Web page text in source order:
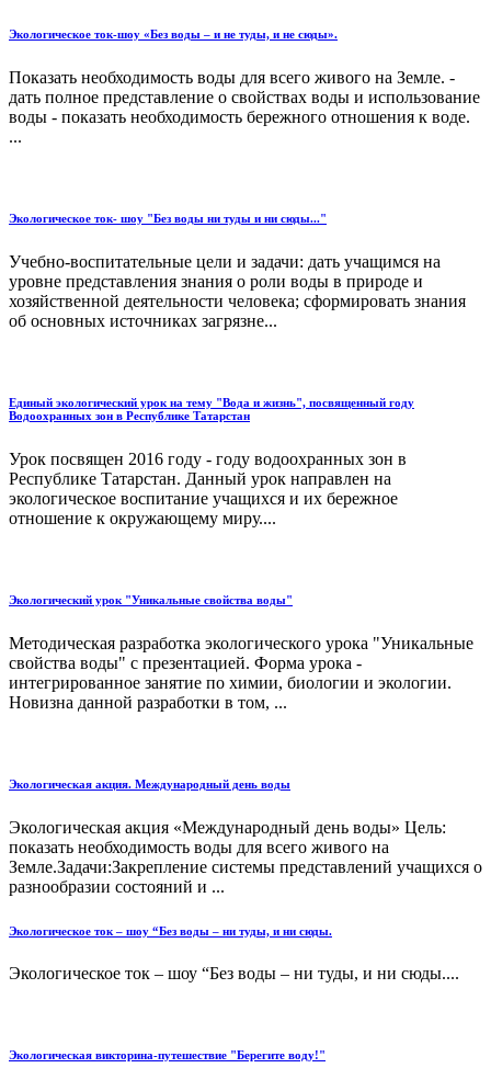
Экологическое ток-шоу «Без воды – и не туды, и не сюды».
Показать необходимость воды для всего живого на Земле. -
дать полное представление о свойствах воды и использование
воды - показать необходимость бережного отношения к воде.
...
Экологическое ток- шоу "Без воды ни туды и ни сюды..."
Учебно-воспитательные цели и задачи: дать учащимся на
уровне представления знания о роли воды в природе и
хозяйственной деятельности человека; сформировать знания
об основных источниках загрязне...
Единый экологический урок на тему "Вода и жизнь", посвященный году
Водоохранных зон в Республике Татарстан
Урок посвящен 2016 году - году водоохранных зон в
Республике Татарстан. Данный урок направлен на
экологическое воспитание учащихся и их бережное
отношение к окружающему миру....
Экологический урок "Уникальные свойства воды"
Методическая разработка экологического урока "Уникальные
свойства воды" с презентацией. Форма урока -
интегрированное занятие по химии, биологии и экологии.
Новизна данной разработки в том, ...
Экологическая акция. Международный день воды
Экологическая акция «Международный день воды» Цель:
показать необходимость воды для всего живого на
Земле.Задачи:Закрепление системы представлений учащихся о
разнообразии состояний и ...
Экологическое ток – шоу “Без воды – ни туды, и ни сюды.
Экологическое ток – шоу “Без воды – ни туды, и ни сюды....
Экологическая викторина-путешествие "Берегите воду!"